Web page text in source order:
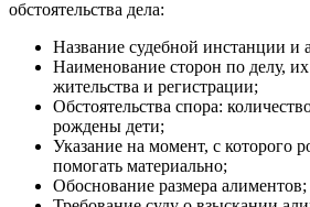
обстоятельства дела:
Название судебной инстанции и
Наименование сторон по делу,
жительства и регистрации;
Обстоятельства спора:
рождены дети;
Указание на момент, с которого
помогать материально;
Обоснование размера алиментов;